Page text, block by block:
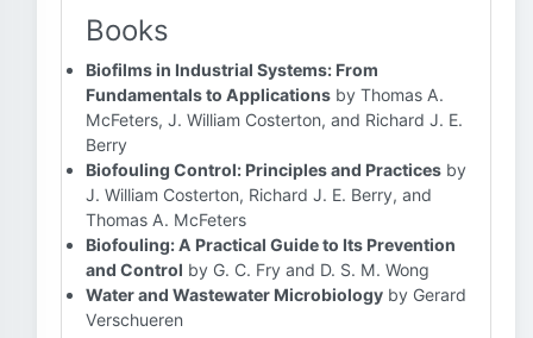
Books
Biofilms in Industrial Systems: From
Fundamentals to Applications by Thomas A.
McFeters, J. William Costerton, and Richard J. E.
Berry
Biofouling Control: Principles and Practices by
J. William Costerton, Richard J. E. Berry, and
Thomas A. McFeters
Biofouling: A Practical Guide to Its Prevention
and Control by G. C. Fry and D. S. M. Wong
Water and Wastewater Microbiology by Gerard
Verschueren